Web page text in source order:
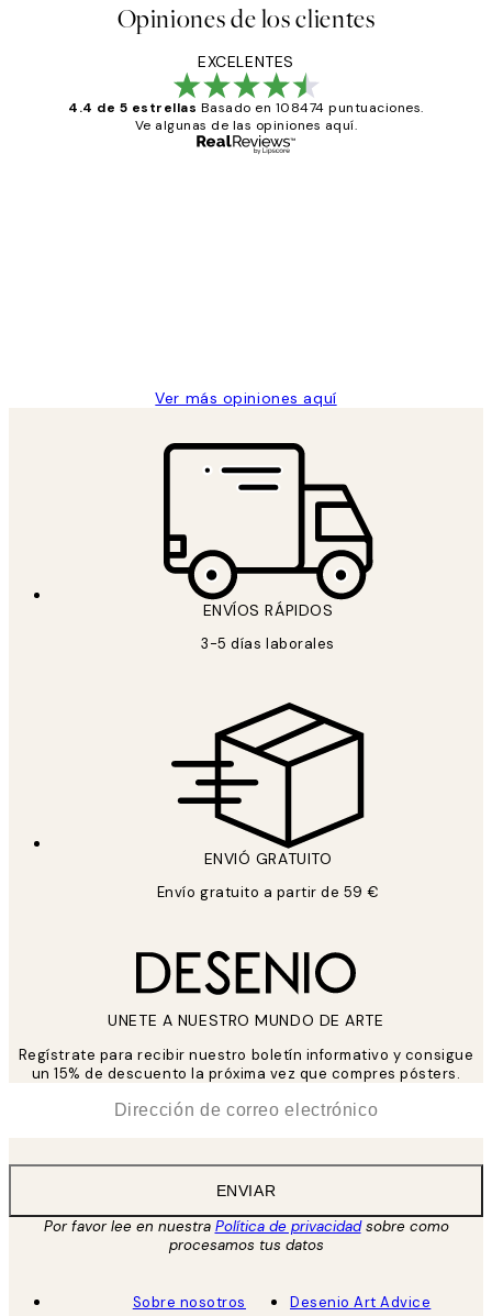
Opiniones de los clientes
EXCELENTES
4.4 de 5 estrellas Basado en 108474 puntuaciones.
Ve algunas de las opiniones aquí.
Ver más opiniones aquí
ENVÍOS RÁPIDOS
3-5 días laborales
ENVIÓ GRATUITO
Envío gratuito a partir de 59 €
UNETE A NUESTRO MUNDO DE ARTE
Regístrate para recibir nuestro boletín informativo y consigue
un 15% de descuento la próxima vez que compres pósters.
ENVIAR
Por favor lee en nuestra Política de privacidadsobre como
procesamos tus datos
Sobre nosotros
Desenio Art Advice